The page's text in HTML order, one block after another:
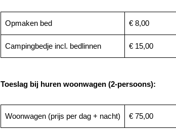
Opmaken bed € 8,00
Campingbedje incl. bedlinnen € 15,00
Toeslag bij huren woonwagen (2-persoons):
Woonwagen (prijs per dag + nacht) € 75,00